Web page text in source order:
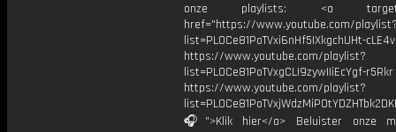
onze playlists: <a
href="https://www.youtube.com/
list=PL0Ce81PoTVxi6nHf5IXkgchUHt-
https://www.youtube.com/playlist?
list=PL0Ce81PoTVxgCLI9zywIIiEcYgf-r5Rkr
https://www.youtube.com/playlist?
🎧">Klik hier</a> Beluister onze